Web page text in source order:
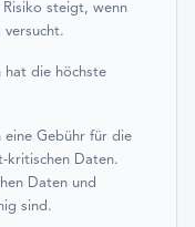
steigt, wenn
hat die höchste
eine Gebühr für die
kritischen Daten.
Daten und
sind.